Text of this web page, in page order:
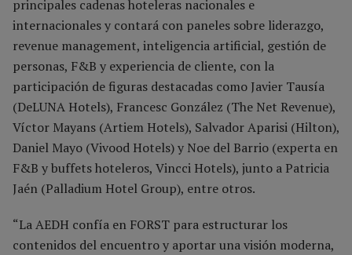
principales cadenas hoteleras nacionales e
internacionales y contará con paneles sobre liderazgo,
revenue management, inteligencia artificial, gestión de
personas, F&B y experiencia de cliente, con la
participación de figuras destacadas como Javier Tausía
(DeLUNA Hotels), Francesc González (The Net Revenue),
Víctor Mayans (Artiem Hotels), Salvador Aparisi (Hilton),
Daniel Mayo (Vivood Hotels) y Noe del Barrio (experta en
F&B y buffets hoteleros, Vincci Hotels), junto a Patricia
Jaén (Palladium Hotel Group), entre otros.
“La AEDH confía en FORST para estructurar los
contenidos del encuentro y aportar una visión moderna,